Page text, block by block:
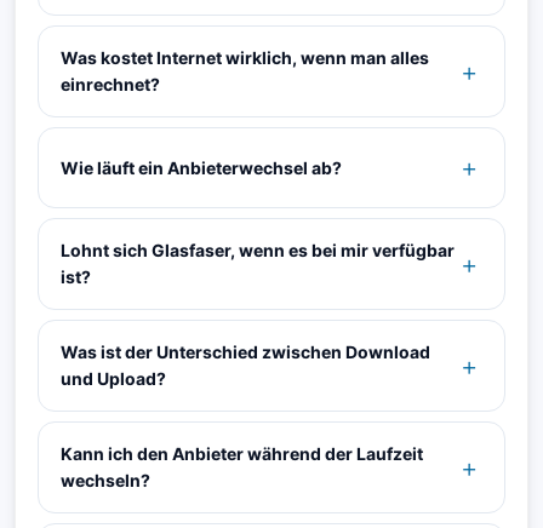
Was kostet Internet wirklich, wenn man alles
einrechnet?
Wie läuft ein Anbieterwechsel ab?
Lohnt sich Glasfaser, wenn es bei mir verfügbar
ist?
Was ist der Unterschied zwischen Download
und Upload?
Kann ich den Anbieter während der Laufzeit
wechseln?